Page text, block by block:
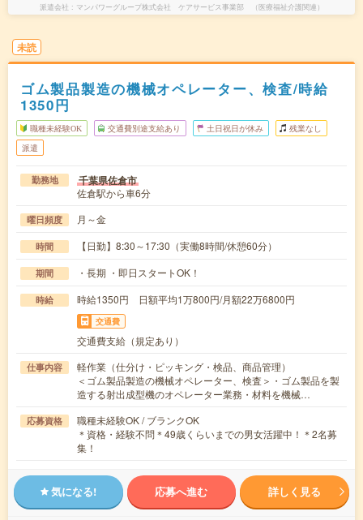
派遣会社 マンパワーグループ株式会社 ケアサービス事業部 （医療福祉介護関連）
未読
ゴム製品製造の機械オペレーター、検査/時給
1350円
職種未経験OK 交通費別途支給あり 土日祝日が休み 残業なし
派遣
勤務地 千葉県佐倉市
佐倉駅から車6分
曜日頻度 月～金
時間 【日勤】8:30～17:30（実働8時間/休憩60分）
期間 ・長期 ・即日スタートOK！
時給 時給1350円 日額平均1万800円/月額22万6800円
交通費
交通費支給（規定あり）
仕事内容
軽作業（仕分け・ピッキング・検品、商品管理）
＜ゴム製品製造の機械オペレーター、検査＞・ゴム製品を製
造する射出成型機のオペレーター業務・材料を機械…
応募資格
職種未経験OK / ブランクOK
＊資格・経験不問＊49歳くらいまでの男女活躍中！＊2名募
集！
気になる! 応募へ進む 詳しく見る